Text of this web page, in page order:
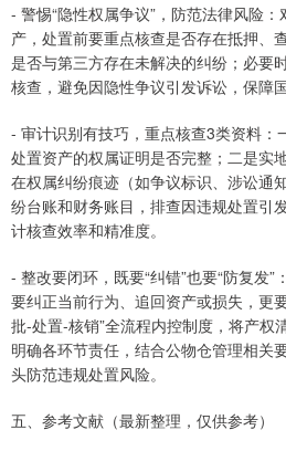
- 警惕“隐性权属争议”，防范法律风险
产，处置前要重点核查是否存在抵押、
是否与第三方存在未解决的纠纷；必要
核查，避免因隐性争议引发诉讼，保障
- 审计识别有技巧，重点核查3类资料：
处置资产的权属证明是否完整；二是实
在权属纠纷痕迹（如争议标识、涉讼通
纷台账和财务账目，排查因违规处置引
计核查效率和精准度。
- 整改要闭环，既要“纠错”也要“防复发
要纠正当前行为、追回资产或损失，更
批-处置-核销”全流程内控制度，将产权
明确各环节责任，结合公物仓管理相关
头防范违规处置风险。
五、参考文献（最新整理，仅供参考）